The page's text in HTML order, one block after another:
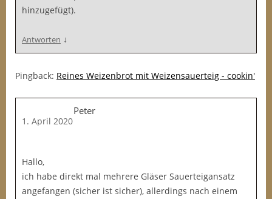
hinzugefügt).
Antworten ↓
Pingback: Reines Weizenbrot mit Weizensauerteig - cookin'
Peter
1. April 2020
Hallo,
ich habe direkt mal mehrere Gläser Sauerteigansatz
angefangen (sicher ist sicher), allerdings nach einem